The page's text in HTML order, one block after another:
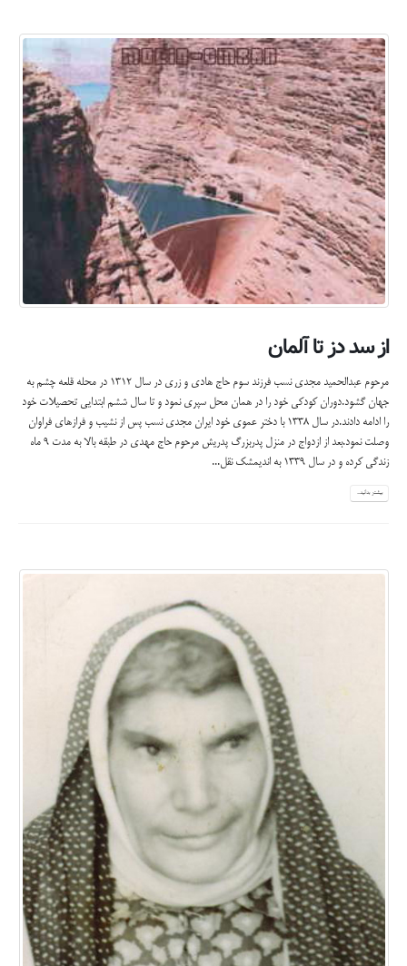
از سد دز تا آلمان
مرحوم عبدالحمید مجدی نسب فرزند سوم حاج هادی و زری در سال 1312 در محله قلعه چشم به
جهان گشود.دوران کودکی خود را در همان محل سپری نمود و تا سال ششم ابتدایی تحصیلات خود
را ادامه دادند.در سال 1338 با دختر عموی خود ایران مجدی نسب پس از نشیب و فرازهای فراوان
وصلت نمود.بعد از ازدواج در منزل پدربزرگ پدریش مرحوم حاج مهدی در طبقه بالا به مدت 9 ماه
زندگی کرده و در سال 1339 به اندیمشک نقل...
بیشتر بدانید...